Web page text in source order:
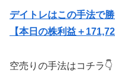
デイトレはこの手法で
【本日の株利益＋
空売りの手法はコチラ👇